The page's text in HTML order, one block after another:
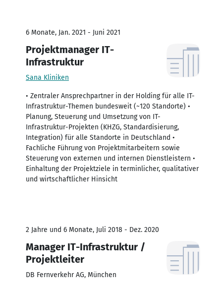
6 Monate, Jan. 2021 - Juni 2021
Projektmanager IT-
Infrastruktur
Sana Kliniken
• Zentraler Ansprechpartner in der Holding für alle IT-
Infrastruktur-Themen bundesweit (~120 Standorte) •
Planung, Steuerung und Umsetzung von IT-
Infrastruktur-Projekten (KHZG, Standardisierung,
Integration) für alle Standorte in Deutschland •
Fachliche Führung von Projektmitarbeitern sowie
Steuerung von externen und internen Dienstleistern •
Einhaltung der Projektziele in terminlicher, qualitativer
und wirtschaftlicher Hinsicht
2 Jahre und 6 Monate, Juli 2018 - Dez. 2020
Manager IT-Infrastruktur /
Projektleiter
DB Fernverkehr AG, München